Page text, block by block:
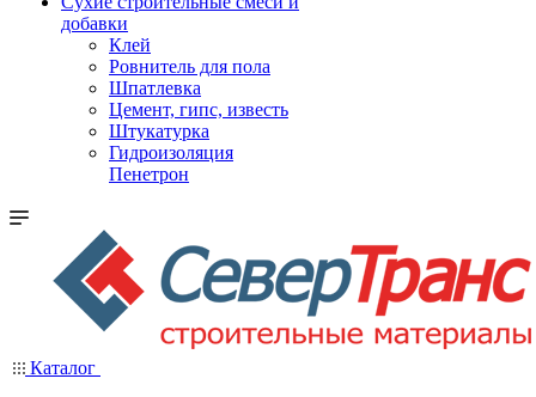
добавки
Клей
Ровнитель для пола
Шпатлевка
Цемент, гипс, известь
Штукатурка
Гидроизоляция
Пенетрон
Каталог